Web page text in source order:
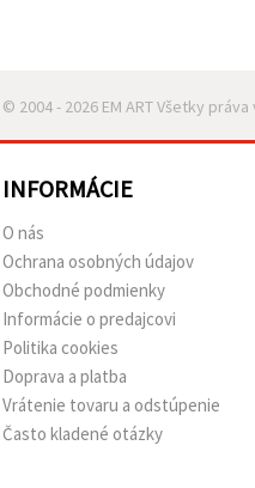
© 2004 - 2026 EM ART Všetky
INFORMÁCIE
O nás
Ochrana osobných údajov
Obchodné podmienky
Informácie o predajcovi
Politika cookies
Doprava a platba
Vrátenie tovaru a odstúpenie
Často kladené otázky